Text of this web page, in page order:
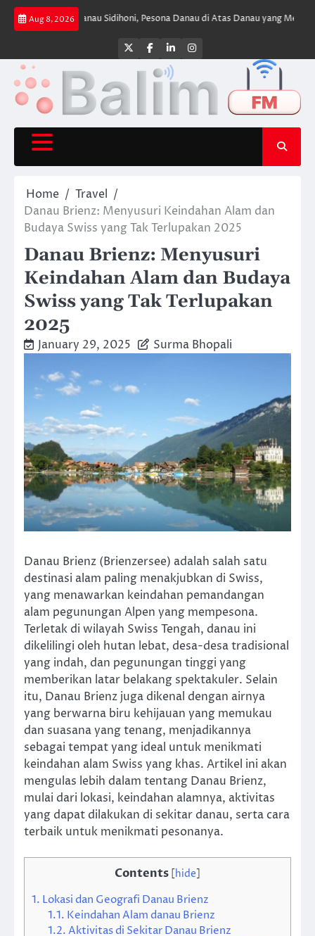
Skip
Aug 8, 2026
Danau Sidihoni, Pesona Danau di Atas Danau yang Menyimpan
Twitter
Facebook
LinkedInInstagram
Home
Travel
Danau Brienz: Menyusuri Keindahan Alam dan
Budaya Swiss yang Tak Terlupakan 2025
Danau Brienz: Menyusuri
Keindahan Alam dan Budaya
Swiss yang Tak Terlupakan
2025
January 29, 2025 Surma Bhopali
Danau Brienz (Brienzersee) adalah salah satu
destinasi alam paling menakjubkan di Swiss,
yang menawarkan keindahan pemandangan
alam pegunungan Alpen yang mempesona.
Terletak di wilayah Swiss Tengah, danau ini
dikelilingi oleh hutan lebat, desa-desa tradisional
yang indah, dan pegunungan tinggi yang
memberikan latar belakang spektakuler. Selain
itu, Danau Brienz juga dikenal dengan airnya
yang berwarna biru kehijauan yang memukau
dan suasana yang tenang, menjadikannya
sebagai tempat yang ideal untuk menikmati
keindahan alam Swiss yang khas. Artikel ini akan
mengulas lebih dalam tentang Danau Brienz,
mulai dari lokasi, keindahan alamnya, aktivitas
yang dapat dilakukan di sekitar danau, serta cara
terbaik untuk menikmati pesonanya.
Contents [hide]
1. Lokasi dan Geografi Danau Brienz
1.1. Keindahan Alam danau Brienz
1.2.Aktivitas di Sekitar Danau Brienz